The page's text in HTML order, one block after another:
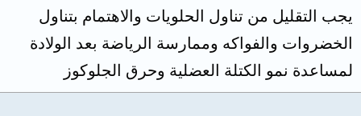
يجب التقليل من تناول الحلويات والاهتمام بتناول
الخضروات والفواكه وممارسة الرياضة بعد الولادة
لمساعدة نمو الكتلة العضلية وحرق الجلوكوز